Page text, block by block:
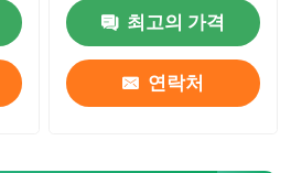
최고의 가격
연락처